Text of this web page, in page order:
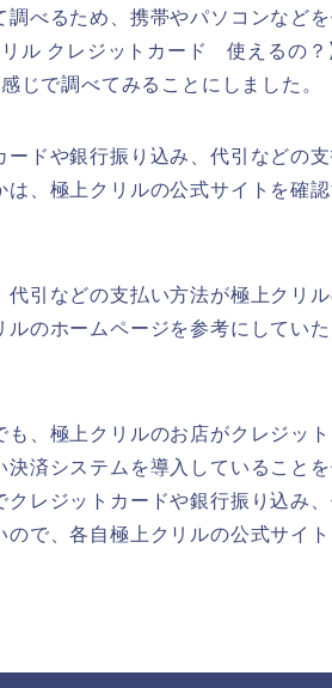
べるため、携帯やパソコンなどを
ル クレジットカード 使えるの？
じで調べてみることにしました。
ドや銀行振り込み、代引などの
、極上クリルの公式サイトを確
引などの支払い方法が極上クリ
のホームページを参考にしてい
、極上クリルのお店がクレジッ
済システムを導入していること
レジットカードや銀行振り込み
で、各自極上クリルの公式サイ